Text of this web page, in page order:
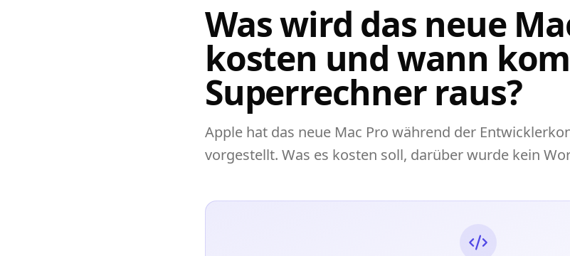
Was wird das neue
kosten und wann
Superrechner raus?
Apple hat das neue Mac Pro während der
vorgestellt. Was es kosten soll, darüber wurde kein